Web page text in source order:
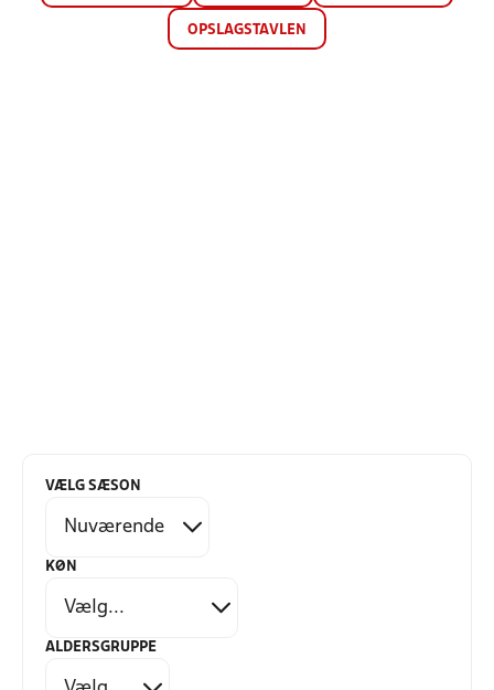
OPSLAGSTAVLEN
VÆLG SÆSON
KØN
ALDERSGRUPPE